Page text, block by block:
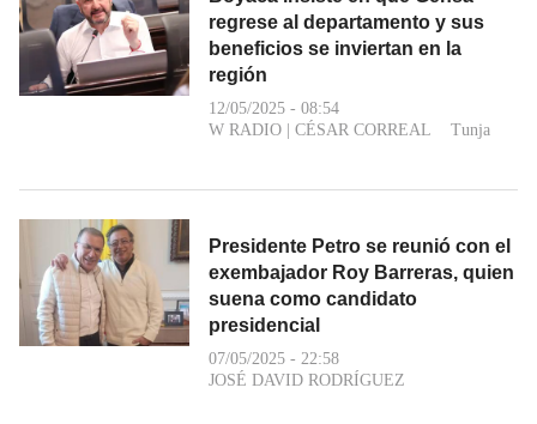
regrese al departamento y sus
beneficios se inviertan en la
región
12/05/2025 - 08:54
W RADIO | CÉSAR CORREAL Tunja
Presidente Petro se reunió con el
exembajador Roy Barreras, quien
suena como candidato
presidencial
07/05/2025 - 22:58
JOSÉ DAVID RODRÍGUEZ